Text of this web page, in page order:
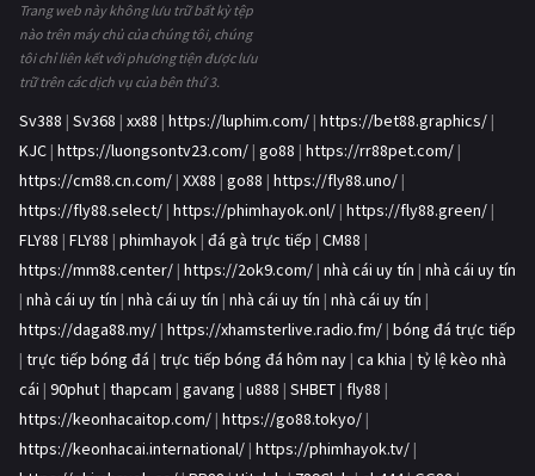
Trang web này không lưu trữ bất kỳ tệp
nào trên máy chủ của chúng tôi, chúng
tôi chỉ liên kết với phương tiện được lưu
trữ trên các dịch vụ của bên thứ 3.
Sv388 | Sv368 | xx88 | https://luphim.com/ | https://bet88.graphics/ |
KJC | https://luongsontv23.com/ | go88 | https://rr88pet.com/ |
https://cm88.cn.com/ | XX88 | go88 | https://fly88.uno/ |
https://fly88.select/ | https://phimhayok.onl/ | https://fly88.green/ |
FLY88 | FLY88 | phimhayok | đá gà trực tiếp | CM88 |
https://mm88.center/ | https://2ok9.com/ | nhà cái uy tín | nhà cái uy tín
| nhà cái uy tín | nhà cái uy tín | nhà cái uy tín | nhà cái uy tín |
https://daga88.my/ | https://xhamsterlive.radio.fm/ | bóng đá trực tiếp
| trực tiếp bóng đá | trực tiếp bóng đá hôm nay | ca khia | tỷ lệ kèo nhà
cái | 90phut | thapcam | gavang | u888 | SHBET | fly88 |
https://keonhacaitop.com/ | https://go88.tokyo/ |
https://keonhacai.international/ | https://phimhayok.tv/ |